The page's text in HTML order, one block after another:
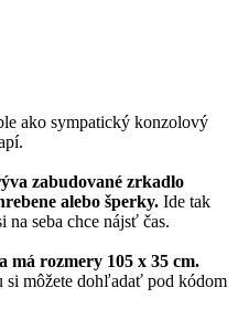
ako sympatický konzolový
zabudované zrkadlo
alebo šperky. Ide tak
seba chce nájsť čas.
má rozmery 105 x 35 cm.
si môžete dohľadať pod kódom